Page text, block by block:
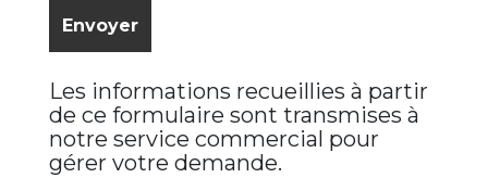
Les informations recueillies à partir
de ce formulaire sont transmises à
notre service commercial pour
gérer votre demande.